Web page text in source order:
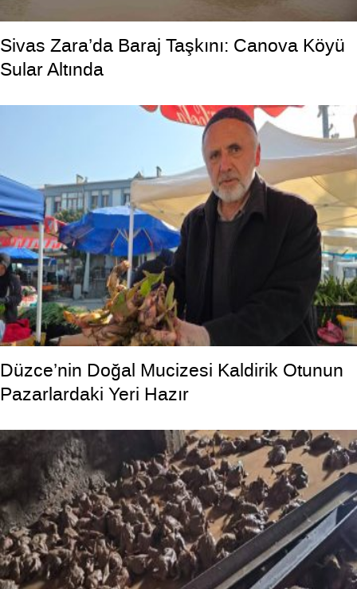
Sivas Zara’da Baraj Taşkını: Canova Köyü
Sular Altında
Düzce’nin Doğal Mucizesi Kaldirik Otunun
Pazarlardaki Yeri Hazır